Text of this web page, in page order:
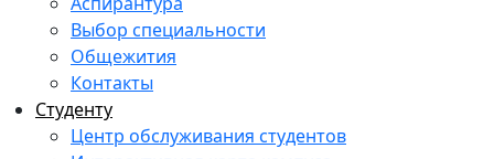
Выбор специальности
Общежития
Контакты
Студенту
Центр обслуживания студентов